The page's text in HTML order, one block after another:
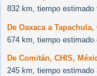
832 km, tiempo estimado
De Oaxaca a
674 km, tiempo estimado
De Comitán, CHIS,
245 km, tiempo estimado